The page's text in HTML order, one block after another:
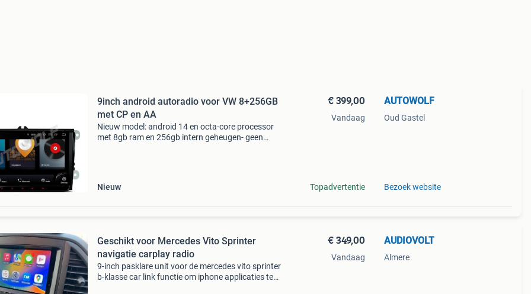
9inch android autoradio voor VW 8+256GB
met CP en AA
Nieuw model: android 14 en octa-core processor
met 8gb ram en 256gb intern geheugen- geen
Nieuw
€ 399,00
Vandaag
Topadvertentie
AUTOWOLF
Oud Gastel
Bezoek website
Geschikt voor Mercedes Vito Sprinter
navigatie carplay radio
9-inch pasklare unit voor de mercedes vito sprinter
b-klasse car link functie om iphone applicaties te
€ 349,00
Vandaag
AUDIOVOLT
Almere